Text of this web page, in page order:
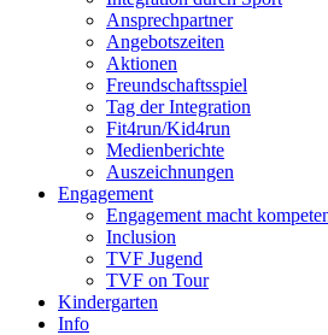
Ansprechpartner
Angebotszeiten
Aktionen
Freundschaftsspiel
Tag der Integration
Fit4run/Kid4run
Medienberichte
Auszeichnungen
Engagement
Engagement macht
Inclusion
TVF Jugend
TVF on Tour
Kindergarten
Info